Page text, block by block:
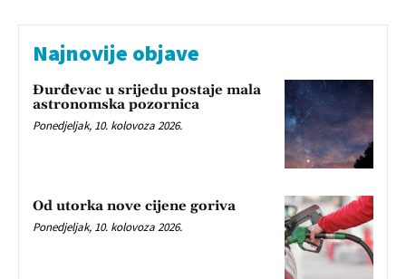
Najnovije objave
Đurđevac u srijedu postaje mala
astronomska pozornica
Ponedjeljak, 10. kolovoza 2026.
Od utorka nove cijene goriva
Ponedjeljak, 10. kolovoza 2026.